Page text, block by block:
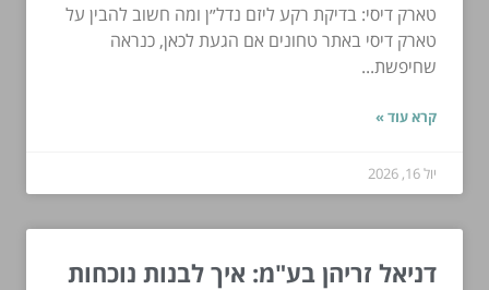
טארק דיסי: בדיקת רקע ליזם נדל״ן ומה חשוב להבין על
טארק דיסי באתר טחונים אם הגעת לכאן, כנראה
שחיפשת...
קרא עוד »
יול 16, 2026
דניאל זריהן בע"מ: איך לבנות נוכחות